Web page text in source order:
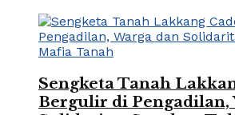
Sengketa Tanah
Bergulir di Pengadilan,